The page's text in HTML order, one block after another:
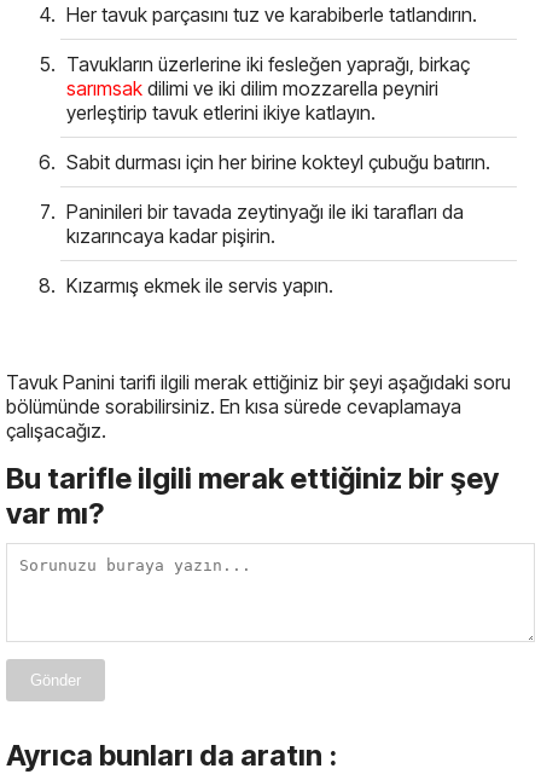
Her tavuk parçasını tuz ve karabiberle tatlandırın.
Tavukların üzerlerine iki fesleğen yaprağı, birkaç
sarımsak dilimi ve iki dilim mozzarella peyniri
yerleştirip tavuk etlerini ikiye katlayın.
Sabit durması için her birine kokteyl çubuğu batırın.
Paninileri bir tavada zeytinyağı ile iki tarafları da
kızarıncaya kadar pişirin.
Kızarmış ekmek ile servis yapın.
Tavuk Panini tarifi ilgili merak ettiğiniz bir şeyi aşağıdaki soru
bölümünde sorabilirsiniz. En kısa sürede cevaplamaya
çalışacağız.
Bu tarifle ilgili merak ettiğiniz bir şey
var mı?
Gönder
Ayrıca bunları da aratın :